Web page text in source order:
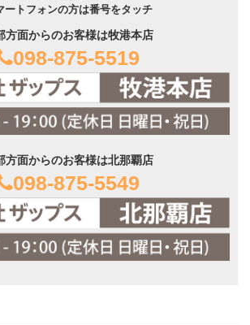
ートフォンの方は番号をタッチ
方面からのお客様は牧港本店
098-875-5519
方面からのお客様は北那覇店
098-875-5549